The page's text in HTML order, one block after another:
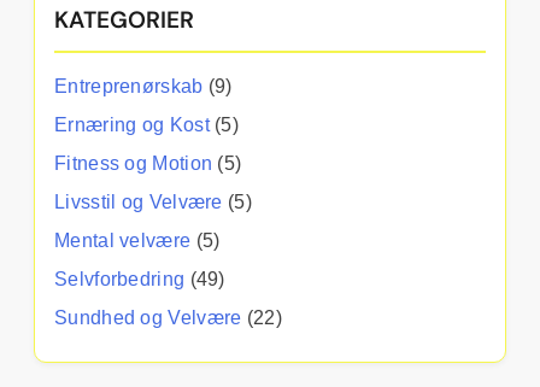
KATEGORIER
Entreprenørskab (9)
Ernæring og Kost(5)
Fitness og Motion (5)
Livsstil og Velvære (5)
Mental velvære (5)
Selvforbedring (49)
Sundhed og Velvære (22)